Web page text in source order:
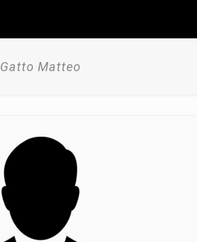
Gatto Matteo